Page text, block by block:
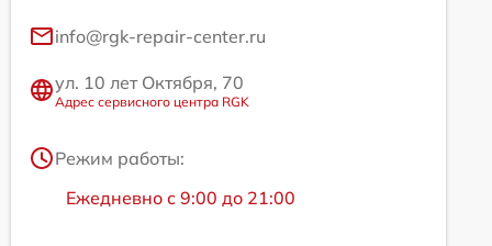
info@rgk-repair-center.ru
ул. 10 лет Октября, 70
Адрес сервисного центра RGK
Режим работы:
Ежедневно с 9:00 до 21:00